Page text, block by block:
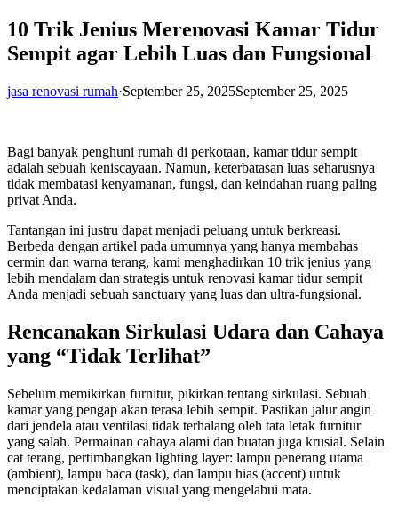
10 Trik Jenius Merenovasi Kamar Tidur
Sempit agar Lebih Luas dan Fungsional
jasa renovasi rumah·September 25, 2025September 25, 2025
Bagi banyak penghuni rumah di perkotaan, kamar tidur sempit
adalah sebuah keniscayaan. Namun, keterbatasan luas seharusnya
tidak membatasi kenyamanan, fungsi, dan keindahan ruang paling
privat Anda.
Tantangan ini justru dapat menjadi peluang untuk berkreasi.
Berbeda dengan artikel pada umumnya yang hanya membahas
cermin dan warna terang, kami menghadirkan 10 trik jenius yang
lebih mendalam dan strategis untuk renovasi kamar tidur sempit
Anda menjadi sebuah sanctuary yang luas dan ultra-fungsional.
Rencanakan Sirkulasi Udara dan Cahaya
yang “Tidak Terlihat”
Sebelum memikirkan furnitur, pikirkan tentang sirkulasi. Sebuah
kamar yang pengap akan terasa lebih sempit. Pastikan jalur angin
dari jendela atau ventilasi tidak terhalang oleh tata letak furnitur
yang salah. Permainan cahaya alami dan buatan juga krusial. Selain
cat terang, pertimbangkan lighting layer: lampu penerang utama
(ambient), lampu baca (task), dan lampu hias (accent) untuk
menciptakan kedalaman visual yang mengelabui mata.